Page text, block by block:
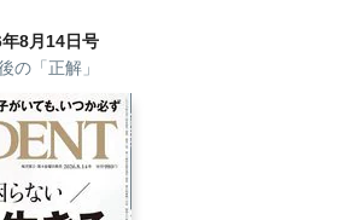
8月14日号
の「正解」